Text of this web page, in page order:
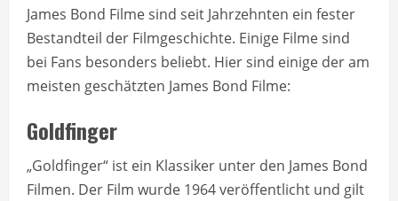
James Bond Filme sind seit Jahrzehnten ein fester
Bestandteil der Filmgeschichte. Einige Filme sind
bei Fans besonders beliebt. Hier sind einige der am
meisten geschätzten James Bond Filme:
Goldfinger
„Goldfinger“ ist ein Klassiker unter den James Bond
Filmen. Der Film wurde 1964 veröffentlicht und gilt